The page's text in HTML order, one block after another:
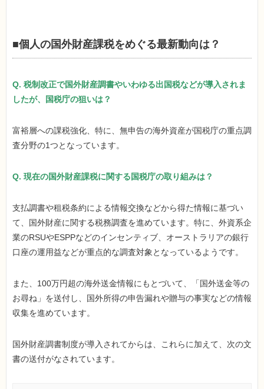
■個人の国外財産課税をめぐる最新動向は？
Q. 税制改正で国外財産調書やいわゆる出国税などが導入されま
したが、国税庁の狙いは？
富裕層への課税強化、特に、無申告の海外資産が国税庁の重点調
査分野の1つとなっています。
Q. 現在の国外財産課税に関する国税庁の取り組みは？
支払調書や租税条約による情報交換などから得た情報に基づい
て、国外財産に関する税務調査を進めています。特に、外資系企
業のRSUやESPPなどのインセンティブ、オーストラリアの銀行
口座の運用益などが重点的な調査対象となっているようです。
また、100万円超の海外送金情報にもとづいて、「国外送金等の
お尋ね」を送付し、国外所得の申告漏れや贈与の事実などの情報
収集を進めています。
国外財産調書制度が導入されてからは、これらに加えて、次の文
書の送付がなされています。